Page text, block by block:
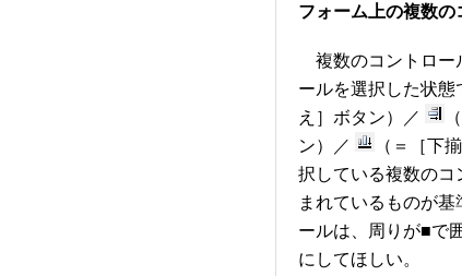
フォーム上の複数
複数のコントロー
ールを選択した状
え］ボタン）／
ン）／
（＝［下
択している複数のコ
まれているものが
ールは、周りが■で
にしてほしい。